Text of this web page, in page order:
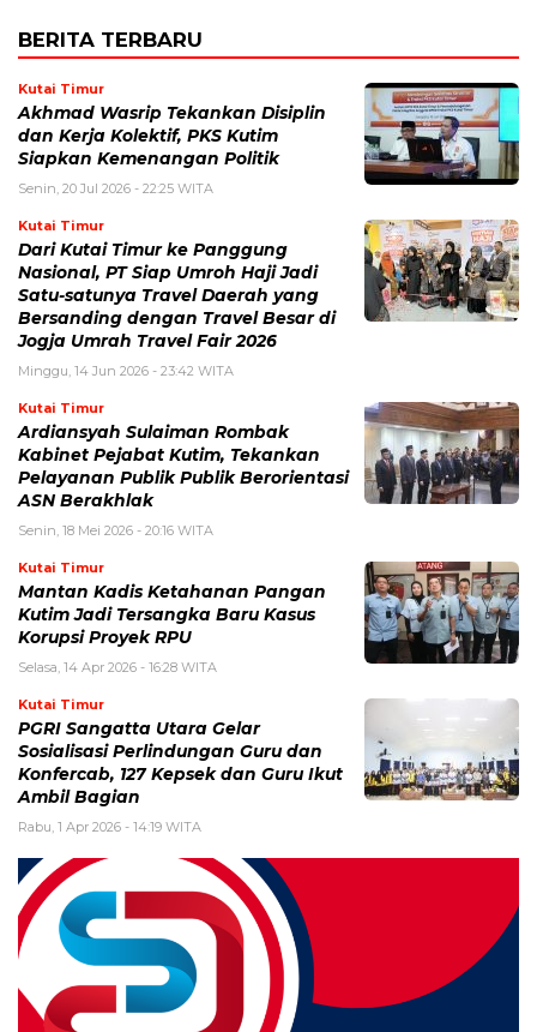
BERITA TERBARU
Kutai Timur
Akhmad Wasrip Tekankan Disiplin
dan Kerja Kolektif, PKS Kutim
Siapkan Kemenangan Politik
Senin, 20 Jul 2026 - 22:25 WITA
Kutai Timur
Dari Kutai Timur ke Panggung
Nasional, PT Siap Umroh Haji Jadi
Satu-satunya Travel Daerah yang
Bersanding dengan Travel Besar di
Jogja Umrah Travel Fair 2026
Minggu, 14 Jun 2026 - 23:42 WITA
Kutai Timur
Ardiansyah Sulaiman Rombak
Kabinet Pejabat Kutim, Tekankan
Pelayanan Publik Publik Berorientasi
ASN Berakhlak
Senin, 18 Mei 2026 - 20:16 WITA
Kutai Timur
Mantan Kadis Ketahanan Pangan
Kutim Jadi Tersangka Baru Kasus
Korupsi Proyek RPU
Selasa, 14 Apr 2026 - 16:28 WITA
Kutai Timur
PGRI Sangatta Utara Gelar
Sosialisasi Perlindungan Guru dan
Konfercab, 127 Kepsek dan Guru Ikut
Ambil Bagian
Rabu, 1 Apr 2026 - 14:19 WITA